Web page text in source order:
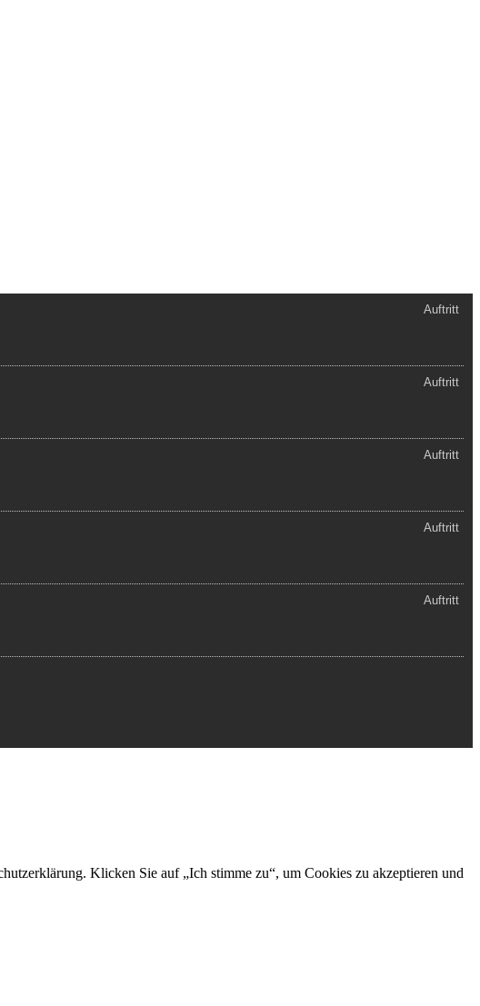
Klicken Sie auf „Ich stimme zu“, um Cookies zu akzeptieren und